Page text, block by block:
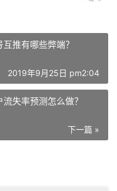
推有哪些弊端？
2019年9月25日 pm2:04
失率预测怎么做？
下一篇 »